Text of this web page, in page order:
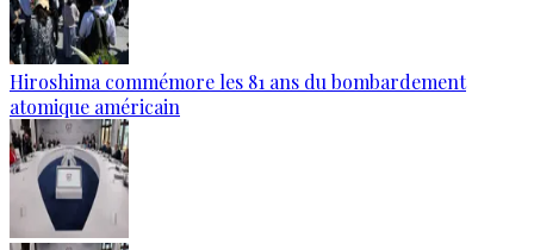
Hiroshima commémore les 81 ans du bombardement
atomique américain